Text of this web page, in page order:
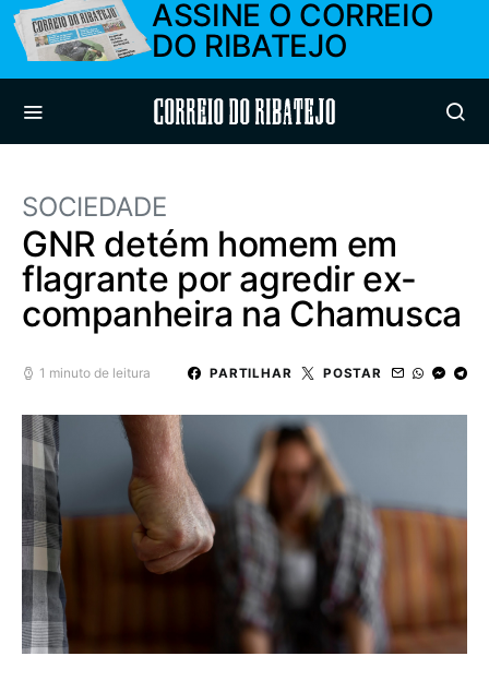
ASSINE O CORREIO
DO RIBATEJO
Correio do Ribatejo
SOCIEDADE
GNR detém homem em
flagrante por agredir ex-
companheira na Chamusca
1 minuto de leitura PARTILHAR POSTAR